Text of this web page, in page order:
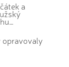
a
opravovaly